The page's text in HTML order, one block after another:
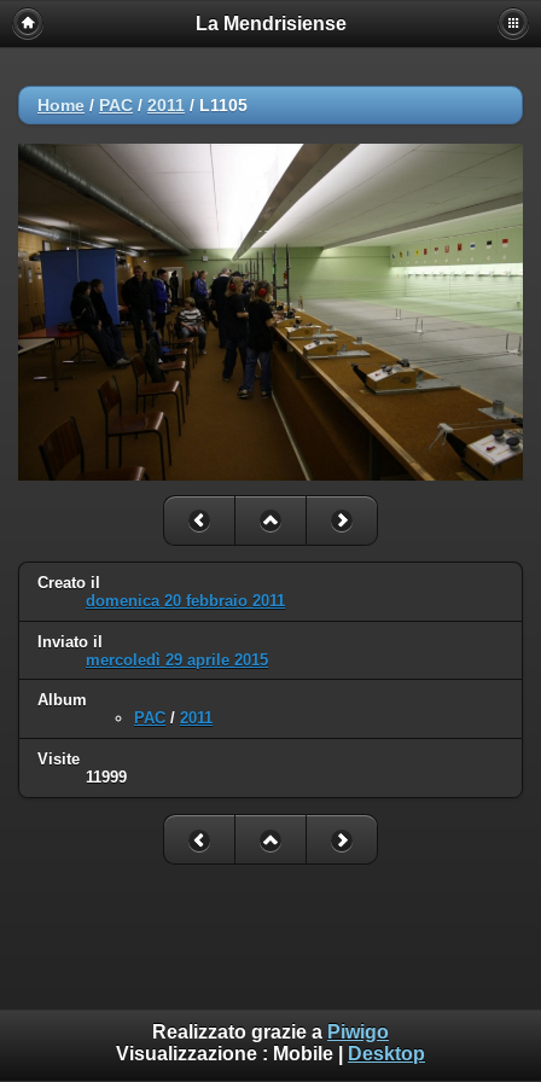
La Mendrisiense
Home / PAC / 2011 / L1105
Creato il
domenica 20 febbraio 2011
Inviato il
mercoledì 29 aprile 2015
Album
PAC / 2011
Visite
11999
Realizzato grazie a Piwigo
Visualizzazione : Mobile Desktop